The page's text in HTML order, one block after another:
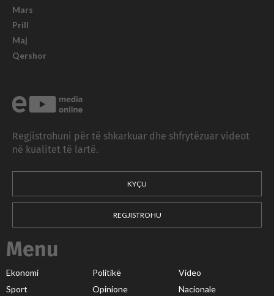
Mars
Prill
Maj
Qershor
Regjistrohuni për të shkarkuar dhe shfrytëzuar videot
në kualitet të lartë.
KYÇU
REGJISTROHU
Menu
Ekonomi Politikë
Video
Sport
Opinione Nacionale